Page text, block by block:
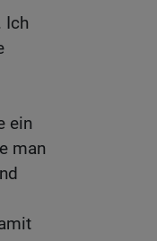
Ich
ein
man